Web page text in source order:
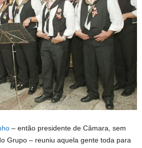
– então presidente de Câmara, sem
Grupo – reuniu aquela gente toda para